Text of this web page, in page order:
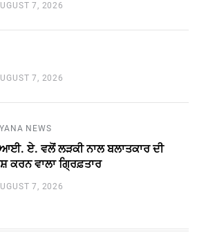
7, 2026
7, 2026
NEWS
ਏ. ਵਲੋਂ ਲੜਕੀ ਨਾਲ ਬਲਾਤਕਾਰ ਦੀ
ਕਰਨ ਵਾਲਾ ਗ੍ਰਿਫ਼ਤਾਰ
7, 2026